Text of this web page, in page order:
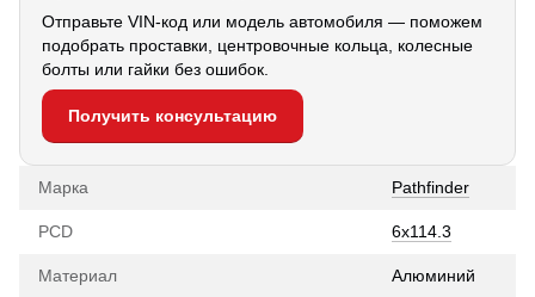
Отправьте VIN-код или модель автомобиля — поможем
подобрать проставки, центровочные кольца, колесные
болты или гайки без ошибок.
Получить консультацию
Марка Pathfinder
PCD 6х114.3
Материал Алюминий